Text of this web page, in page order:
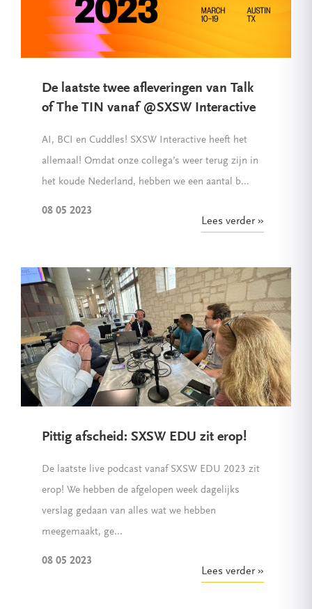
De laatste twee afleveringen van Talk
of The TIN vanaf @SXSW Interactive
AI, BCI en Cuddles! SXSW Interactive heeft het
allemaal! Omdat onze collega’s weer terug zijn in
het koude Nederland, hebben we een aantal b...
08 05 2023
Lees verder
Pittig afscheid: SXSW EDU zit erop!
De laatste live podcast vanaf SXSW EDU 2023 zit
erop! We hebben de afgelopen week dagelijks
verslag gedaan van alles wat we hebben
meegemaakt, ge...
08 05 2023
Lees verder